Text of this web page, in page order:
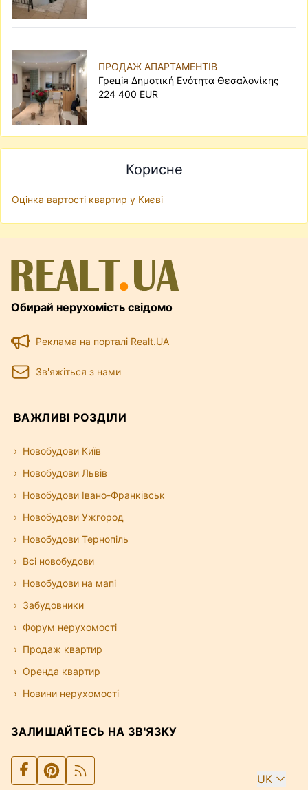
ПРОДАЖ АПАРТАМЕНТІВ
Грецiя Δημοτική Ενότητα Θεσαλονίκης
224 400 EUR
Корисне
Оцінка вартості квартир у Києві
Обирай нерухомість свідомо
Реклама на порталі Realt.UA
Зв'яжіться з нами
ВАЖЛИВІ РОЗДІЛИ
Новобудови Київ
Новобудови Львів
Новобудови Івано-Франківськ
Новобудови Ужгород
Новобудови Тернопіль
Всі новобудови
Новобудови на мапі
Забудовники
Форум нерухомості
Продаж квартир
Оренда квартир
Новини нерухомості
ЗАЛИШАЙТЕСЬ НА ЗВ'ЯЗКУ
UK